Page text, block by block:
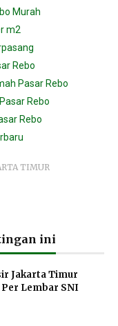
Murah
m2
Rebo
Pasar Rebo
Rebo
Rebo
TIMUR
ini
Jakarta Timur
Per Lembar SNI